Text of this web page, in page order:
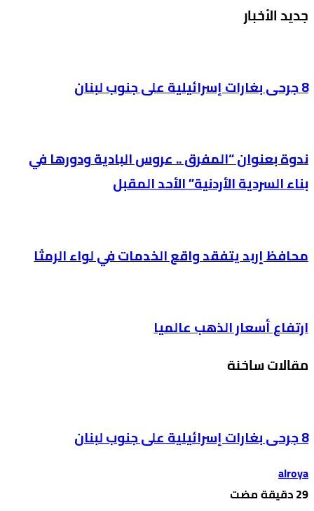
جديد الأخبار
8 جرحى بغارات إسرائيلية على جنوب لبنان
ندوة بعنوان “المفرق .. عروس البادية ودورها في
بناء السردية الأردنية” الأحد المقبل
محافظ إربد يتفقد واقع الخدمات في لواء الرمثا
ارتفاع أسعار الذهب عالميا
مقالات ساخنة
8 جرحى بغارات إسرائيلية على جنوب لبنان
alroya